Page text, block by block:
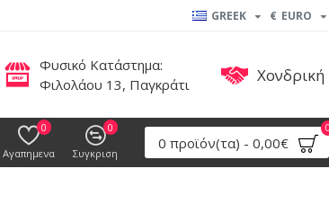
GREEK € EURO
Φυσικό Κατάστημα:
Φιλολάου 13, Παγκράτι
Χονδρική
Αγαπημενα
0
Συγκριση
0
0 προϊόν(τα) - 0,00€